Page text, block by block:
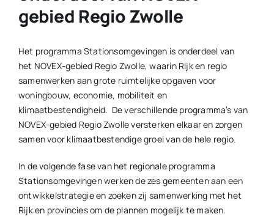
gebied Regio Zwolle
Het programma Stationsomgevingen is onderdeel van
het NOVEX-gebied Regio Zwolle, waarin Rijk en regio
samenwerken aan grote ruimtelijke opgaven voor
woningbouw, economie, mobiliteit en
klimaatbestendigheid. De verschillende programma’s van
NOVEX-gebied Regio Zwolle versterken elkaar en zorgen
samen voor klimaatbestendige groei van de hele regio.
In de volgende fase van het regionale programma
Stationsomgevingen werken de zes gemeenten aan een
ontwikkelstrategie en zoeken zij samenwerking met het
Rijk en provincies om de plannen mogelijk te maken.